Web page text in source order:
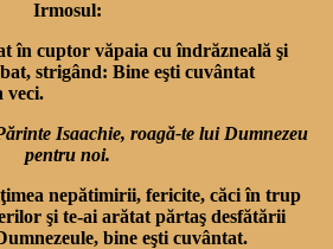
Irmosul:
în cuptor văpaia cu îndrăzneală şi
strigând: Bine eşti cuvântat
veci.
Isaachie, roagă-te lui Dumnezeu
pentru noi.
nepătimirii, fericite, căci în trup
şi te-ai arătat părtaş desfătării
bine eşti cuvântat.